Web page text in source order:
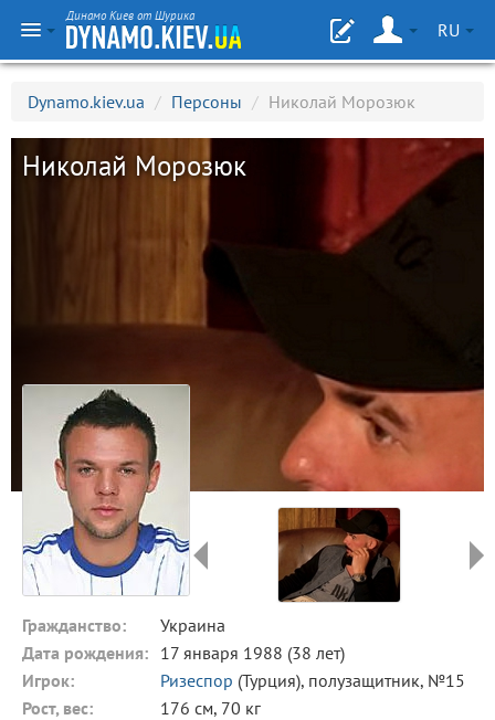
Динамо Киев от Шурика
RU
Dynamo.kiev.ua / Персоны / Николай Морозюк
Николай Морозюк
Гражданство:
Украина
Дата рождения: 17 января 1988 (38 лет)
Игрок:
Ризеспор (Турция), полузащитник, №15
Рост, вес:
176 см, 70 кг